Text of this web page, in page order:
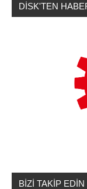
DİSK'TEN
BİZİ TAKİP EDİN